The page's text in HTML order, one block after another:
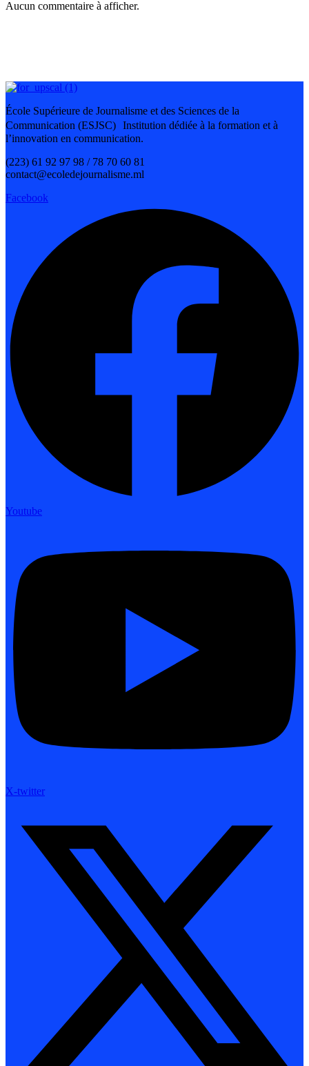
Aucun commentaire à afficher.
École Supérieure de Journalisme et des Sciences de la
Communication (ESJSC) Institution dédiée à la formation et à
l’innovation en communication.
(223) 61 92 97 98 / 78 70 60 81
contact@ecoledejournalisme.ml
Facebook
Youtube
X-twitter